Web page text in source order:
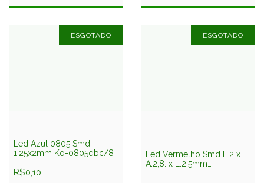
ESGOTADO
Led Azul 0805 Smd
1,25x2mm Ko-0805qbc/8
R$0,10
ESGOTADO
Led Vermelho Smd L.2 x
A.2,8. x L.2,5mm